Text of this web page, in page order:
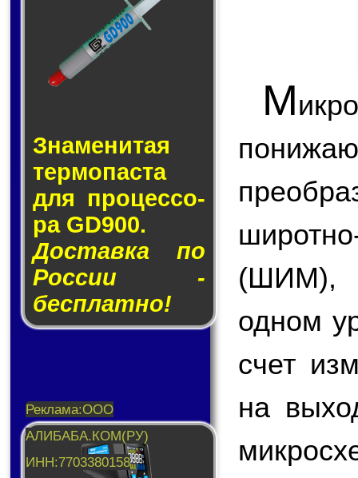
Знаменитая
тер­мо­пас­та
для про­цес­со­
ра GD900.
Доставка по
России -
бесплатно!
М
(ШИМ),
одном
счет
на